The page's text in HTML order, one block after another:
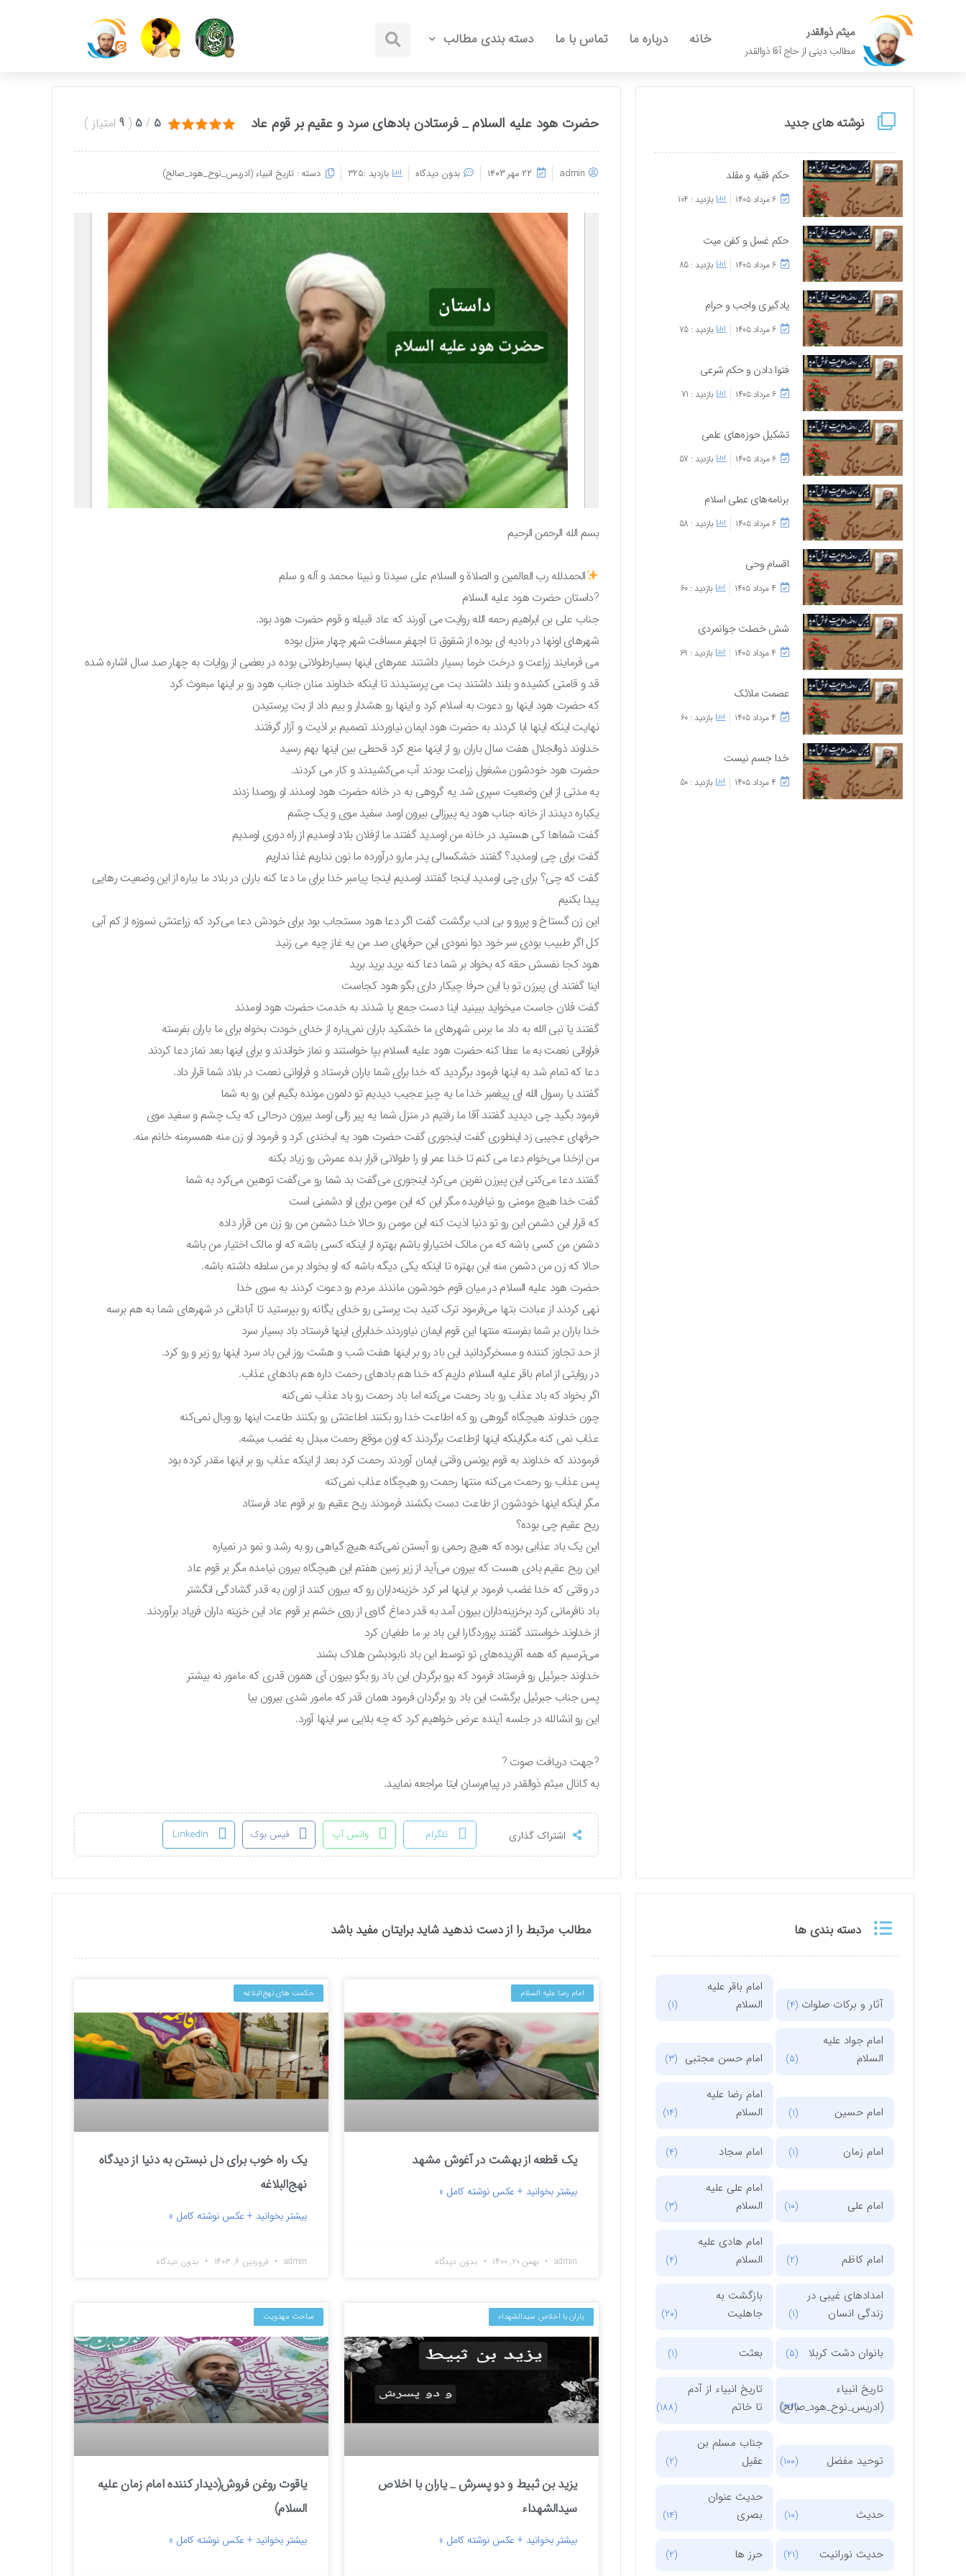
میثم ذوالقدر
مطالب دینی از حاج آقا ذوالقدر
خانه درباره ما تماس با ما دسته بندی مطالب
نوشته های جدید
حکم فقیه و مقلد
۶ مرداد ۱۴۰۵ بازدید : 104
حکم غسل و کفن میت
۶ مرداد ۱۴۰۵ بازدید : 85
یادگیری واجب و حرام
۶ مرداد ۱۴۰۵ بازدید : 75
فتوا دادن و حکم شرعی
۶ مرداد ۱۴۰۵ بازدید : 71
تشکیل حوزه‌های علمی
۶ مرداد ۱۴۰۵ بازدید : 57
برنامه‌های عملی اسلام
۶ مرداد ۱۴۰۵ بازدید : 58
اقسام وحی
۴ مرداد ۱۴۰۵ بازدید : 60
شش خصلت جوانمردی
۴ مرداد ۱۴۰۵ بازدید : 69
عصمت ملائک
۴ مرداد ۱۴۰۵ بازدید : 60
خدا جسم نیست
۴ مرداد ۱۴۰۵ بازدید : 50
حضرت هود علیه السلام _ فرستادن بادهای سرد و عقیم بر قوم عاد 5
/
5
(
9 امتیاز )
admin ۲۲ مهر ۱۴۰۳ بدون دیدگاه بازدید :325 دسته : تاریخ انبیاء (ادریس_نوح_هود_صالح)
بسم الله الرحمن الرحیم
الحمدلله رب العالمین و الصلاة و السلام علی سیدنا و نبینا محمد و آله و سلم
?داستان حضرت هود علیه السلام
جناب علی بن ابراهیم رحمه الله روایت می آورند که عاد قبیله و قوم حضرت هود بود.
شهرهای اونها در بادیه‌ ای بوده از شقوق تا اجهفر مسافت شهر چهار منزل بوده
می فرمایند زراعت و درخت خرما بسیار داشتند عمرهای اینها بسیارطولانی بوده در بعضی از روایات به چهار صد سال اشاره شده
قد و قامتی کشیده و بلند داشتند بت می پرستیدند تا اینکه خداوند منان جناب هود رو بر اینها مبعوث کرد
که حضرت هود اینها رو دعوت به اسلام کرد و اینها رو هشدار و بیم داد از بت پرستیدن
نهایت اینکه اینها ابا کردند به حضرت هود ایمان نیاوردند تصمیم بر اذیت و آزار گرفتند
خداوند ذوالجلال هفت سال باران رو از اینها منع کرد قحطی بین اینها بهم رسید
حضرت هود خودشون مشغول زراعت بودند آب می‌کشیدند و کار می کردند.
یه مدتی از این وضعیت سپری شد یه گروهی به در خانه حضرت هود اومدند او روصدا زدند
یکباره دیدند از خانه جناب هود یه پیرزالی بیرون اومد سفید موی و یک چشم
گفت شماها کی هستید در خانه من اومدید گفتند ما ازفلان بلاد اومدیم از راه دوری اومدیم
گفت برای چی اومدید؟ گفتند خشکسالی پدر مارو درآورده ما نون نداریم غذا نداریم
گفت که چی؟ برای چی اومدید اینجا گفتند اومدیم اینجا پیامبر خدا برای ما دعا کنه باران در بلاد ما بباره از این وضعیت رهایی
پیدا بکنیم
این زن گستاخ و پررو و بی ادب برگشت گفت اگر دعا هود مستجاب بود برای خودش دعا می‌کرد که زراعتش نسوزه از کم آبی
کل اگر طبیب بودی سر خود دوا نمودی این حرفهای صد من یه غاز چیه می زنید
هود کجا نفسش حقه که بخواد بر شما دعا کنه برید برید برید
اینا گفتند ای پیرزن تو با این حرفا چیکار داری بگو هود کجاست
گفت فلان جاست میخواید ببینید اینا دست جمع پا شدند به خدمت حضرت هود اومدند
گفتند یا نبی الله به داد ما برس شهرهای ما خشکید باران نمی‌باره از خدای خودت بخواه برای ما باران بفرسته
فراوانی نعمت به ما عطا کنه حضرت‌ هود علیه السلام بپا خواستند و نماز خواندند و برای اینها بعد نماز دعا کردند
دعا که تمام شد به اینها فرمود برگردید که خدا برای شما باران فرستاد و فراوانی نعمت در بلاد شما قرار داد.
گفتند یا رسول الله ای پیغمبر خدا ما یه چیز عجیب دیدیم تو دلمون مونده بگیم این رو به شما
فرمود بگید چی دیدید گفتند آقا ما رفتیم در منزل شما یه پیر زالی اومد بیرون درحالی که یک چشم و سفید موی
حرفهای عجیبی زد اینطوری گفت اینجوری گفت حضرت هود یه لبخندی کرد و فرمود او زن منه همسرمنه خانم منه.
من ازخدا می‌خوام دعا می کنم تا خدا عمر او را طولانی قرار بده عمرش رو زیاد بکنه
گفتند دعا می‌کنی این پیرزن نفرین می‌کرد اینجوری می‌گفت بد شما رو می‌گفت توهین می‌کرد به شما
گفت خدا هیچ مومنی رو نیافریده مگر این که این مومن برای او دشمنی است
که قرار این دشمن این رو تو دنیا اذیت کنه این مومن رو حالا خدا دشمن من رو زن من قرار داده
دشمن من کسی باشه که من مالک اختیاراو باشم بهتره از اینکه کسی باشه که او مالک اختیار من باشه
حالا که زن من دشمن منه این بهتره تا اینکه یکی دیگه باشه که او بخواد بر من سلطه داشته باشه.
حضرت هود علیه السلام در میان قوم خودشون ماندند مردم رو دعوت کردند به سوی خدا
نهی کردند از عبادت بتها می‌فرمود ترک کنید بت پرستی رو خدای یگانه رو بپرستید تا آبادانی در شهرهای شما به هم برسه
خدا باران بر شما بفرسته منتها این قوم ایمان نیاوردند خدابرای اینها فرستاد باد بسیار سرد
از حد تجاوز کننده و مسخرگردانید این باد رو بر اینها هفت شب و هشت روز این باد سرد اینها رو زیر و رو کرد.
در روایتی از امام باقر علیه السلام داریم که خدا هم بادهای رحمت داره هم بادهای عذاب.
اگر بخواد که باد عذاب رو باد رحمت می‌کنه اما باد رحمت رو باد عذاب نمی‌کنه
چون خداوند هیچگاه گروهی رو که اطاعت خدا رو بکنند اطاعتش رو بکنند طاعت اینها رو وبال نمی‌کنه
عذاب نمی کنه مگراینکه اینها ازطاعت برگردند که اون موقع رحمت مبدل به غضب میشه.
فرمودند که خداوند به قوم یونس وقتی ایمان آوردند رحمت کرد بعد از اینکه عذاب رو بر اینها مقدر کرده بود
پس عذاب رو رحمت می‌کنه منتها رحمت رو هیچگاه عذاب نمی‌کنه
مگر اینکه اینها خودشون از طاعت دست بکشند فرمودند ریح عقیم رو بر قوم عاد فرستاد
ریح عقیم چی بوده؟
این یک باد عذابی بوده که هیچ رحمی رو آبستن نمی‌کنه هیچ گیاهی رو به رشد و نمو در نمیاره
این ریح عقیم بادی هست که بیرون می‌آید از زیر زمین هفتم این هیچگاه بیرون نیامده مگر بر قوم عاد
در وقتی که خدا غضب فرمود بر اینها امر کرد خزینه‌داران رو که بیرون کنند از اون به قدر گشادگی انگشتر
باد نافرمانی کرد برخزینه‌داران بیرون آمد به قدر دماغ گاوی از روی خشم بر قوم عاد این خزینه‌ داران فریاد برآوردند
از خداوند خواستند گفتند پروردگارا این باد بر ما طغیان کرد
می‌ترسیم که همه آفریده‌های تو توسط این باد نابودبشن هلاک بشند
خداوند جبرئیل رو فرستاد فرمود که برو برگردان این باد رو بگو بیرون آی همون قدری که مامور نه بیشتر
پس جناب جبرئیل برگشت این باد رو برگردان فرمود همان قدر که مامور شدی بیرون بیا
این رو انشالله در جلسه آینده عرض خواهیم کرد که چه بلایی سر اینها آورد.
?جهت دریافت صوت ?
به کانال میثم ذوالقدر در پیام‌رسان ایتا مراجعه نمایید.
اشتراک گذاری تلگرام واتس آپ فیس بوک LinkedIn
دسته بندی ها
آثار و برکات صلوات (4)
امام باقر علیه
السلام
(1)
امام جواد علیه
السلام
(5) امام حسن مجتبی (3)
امام حسین (1)
امام رضا علیه
السلام
(14)
امام زمان (1) امام سجاد (4)
امام علی (10)
امام علی علیه
السلام
(3)
امام کاظم (2)
امام هادی علیه
السلام
(4)
امدادهای غیبی در
زندگی انسان
(1)
بازگشت به
جاهلیت
(20)
بانوان دشت کربلا (5) بعثت (1)
تاریخ انبیاء
(ادریس_نوح_هود_صالح)
(32)
تاریخ انبیاء از آدم
تا خاتم
(188)
توحید مفضل (100)
جناب مسلم بن
عقیل
(2)
حدیث (10)
حدیث عنوان
بصری
(14)
حدیث نورانیت (21) حرز ها (2)
مطالب مرتبط را از دست ندهید شاید برایتان مفید باشد
امام رضا علیه السلام
یک قطعه از بهشت در آغوش مشهد
بیشتر بخوانید + عکس نوشته کامل »
admin بهمن ۲۰, ۱۴۰۰ بدون دیدگاه
حکمت های نهج‌البلاغه
یک راه خوب برای دل نبستن به دنیا از دیدگاه
نهج‌البلاغه
بیشتر بخوانید + عکس نوشته کامل »
admin فروردین ۶, ۱۴۰۳ بدون دیدگاه
یاران با اخلاص سیدالشهداء
یزید بن ثبیط و دو پسرش _ یاران با اخلاص
سیدالشهداء
بیشتر بخوانید + عکس نوشته کامل »
مباحث مهدویت
یاقوت روغن فروش(دیدار کننده امام زمان علیه
السلام)
بیشتر بخوانید + عکس نوشته کامل »